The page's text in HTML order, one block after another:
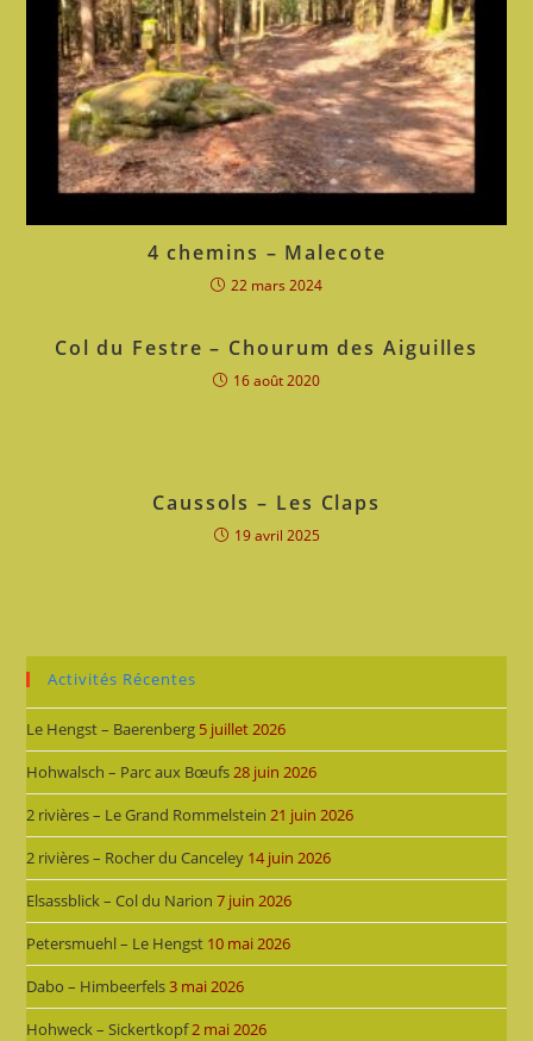
4 chemins – Malecote
22 mars 2024
Col du Festre – Chourum des Aiguilles
16 août 2020
Caussols – Les Claps
19 avril 2025
Activités Récentes
Le Hengst – Baerenberg 5 juillet 2026
Hohwalsch – Parc aux Bœufs28 juin 2026
2 rivières – Le Grand Rommelstein 21 juin 2026
2 rivières – Rocher du Canceley 14 juin 2026
Elsassblick – Col du Narion 7 juin 2026
Petersmuehl – Le Hengst 10 mai 2026
Dabo – Himbeerfels3 mai 2026
Hohweck – Sickertkopf2 mai 2026